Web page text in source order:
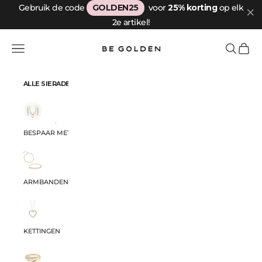
Passer au contenu
Gebruik de code GOLDEN25 voor25% kortingop elk
2e artikel!
Menu Recherche
Panier
ALLE SIERADEN
BESPAAR MET ONZE SETS
ARMBANDEN
KETTINGEN